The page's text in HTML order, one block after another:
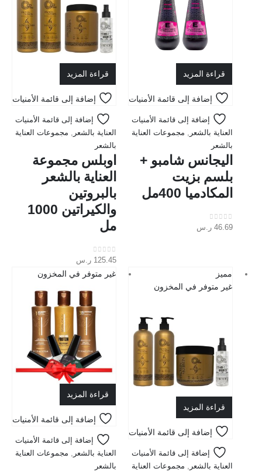
قراءة المزيد
إضافة إلى قائمة الأمنيات
إضافة إلى قائمة الأمنيات
العناية بالشعر , مجموعات العناية
بالشعر
اليجانس شامبو +
بلسم بزيت
المكادميا 400مل
0
out of 5
46.69 ر.س
قراءة المزيد
إضافة إلى قائمة الأمنيات
إضافة إلى قائمة الأمنيات
العناية بالشعر , مجموعات العناية
بالشعر
اوبلس مجموعة
العناية بالشعر
بالبروتين
والكيراتين 1000
مل
0
out of 5
125.45 ر.س
مميز
غير متوفر في المخزون
قراءة المزيد
إضافة إلى قائمة الأمنيات
إضافة إلى قائمة الأمنيات
العناية بالشعر
مجموعات العناية
غير متوفر في المخزون
قراءة المزيد
إضافة إلى قائمة الأمنيات
إضافة إلى قائمة الأمنيات
العناية بالشعر
مجموعات العناية
بالشعر